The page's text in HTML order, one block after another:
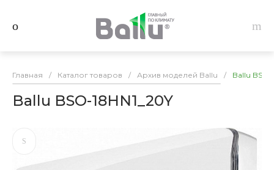
Главная / Каталог товаров / Архив моделей Ballu / Ballu BSO-
Ballu BSO-18HN1_20Y